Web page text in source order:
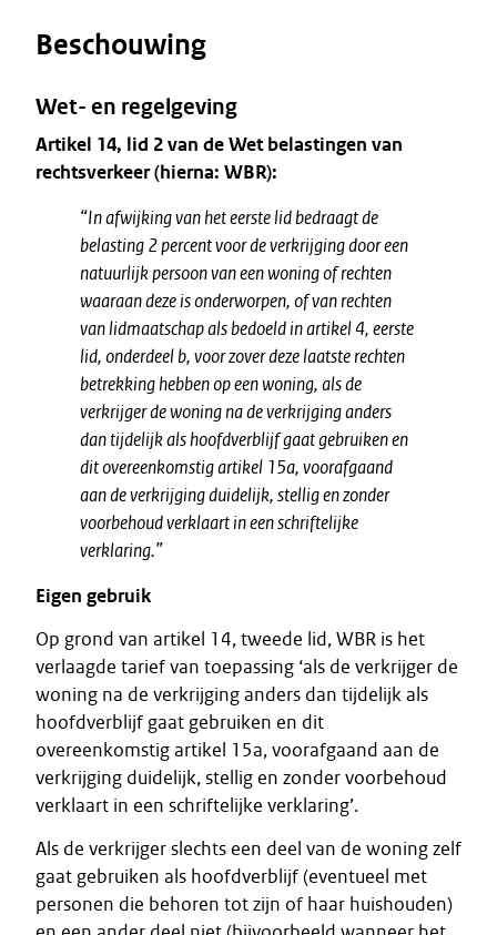
Beschouwing
Wet- en regelgeving
Artikel 14, lid 2 van de Wet belastingen van
rechtsverkeer (hierna: WBR):
“In afwijking van het eerste lid bedraagt de
belasting 2 percent voor de verkrijging door een
natuurlijk persoon van een woning of rechten
waaraan deze is onderworpen, of van rechten
van lidmaatschap als bedoeld in artikel 4, eerste
lid, onderdeel b, voor zover deze laatste rechten
betrekking hebben op een woning, als de
verkrijger de woning na de verkrijging anders
dan tijdelijk als hoofdverblijf gaat gebruiken en
dit overeenkomstig artikel 15a, voorafgaand
aan de verkrijging duidelijk, stellig en zonder
voorbehoud verklaart in een schriftelijke
verklaring.”
Eigen gebruik
Op grond van artikel 14, tweede lid, WBR is het
verlaagde tarief van toepassing ‘als de verkrijger de
woning na de verkrijging anders dan tijdelijk als
hoofdverblijf gaat gebruiken en dit
overeenkomstig artikel 15a, voorafgaand aan de
verkrijging duidelijk, stellig en zonder voorbehoud
verklaart in een schriftelijke verklaring’.
Als de verkrijger slechts een deel van de woning zelf
gaat gebruiken als hoofdverblijf (eventueel met
personen die behoren tot zijn of haar huishouden)